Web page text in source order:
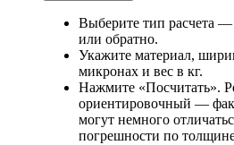
Выберите тип расчета —
или обратно.
Укажите материал,
микронах и вес в кг.
Нажмите «Посчитать».
ориентировочный —
могут немного
погрешности по